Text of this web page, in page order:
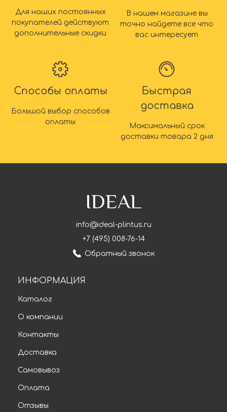
Для наших постоянных
покупателей действуют
дополнительные скидки
В нашем магазине вы
точно найдете все что
вас интересует
Способы оплаты
Большой выбор способов
оплаты
Быстрая
доставка
Максимальный срок
доставки товара 2 дня
IDEAL
info@ideal-plintus.ru
+7 (495) 008-76-14
Обратный звонок
ИНФОРМАЦИЯ
Каталог
О компании
Контакты
Доставка
Самовывоз
Оплата
Отзывы